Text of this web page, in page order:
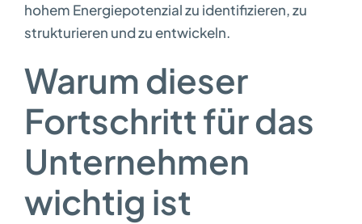
hohem Energiepotenzial zu identifizieren, zu
strukturieren und zu entwickeln.
Warum dieser
Fortschritt für das
Unternehmen
wichtig ist